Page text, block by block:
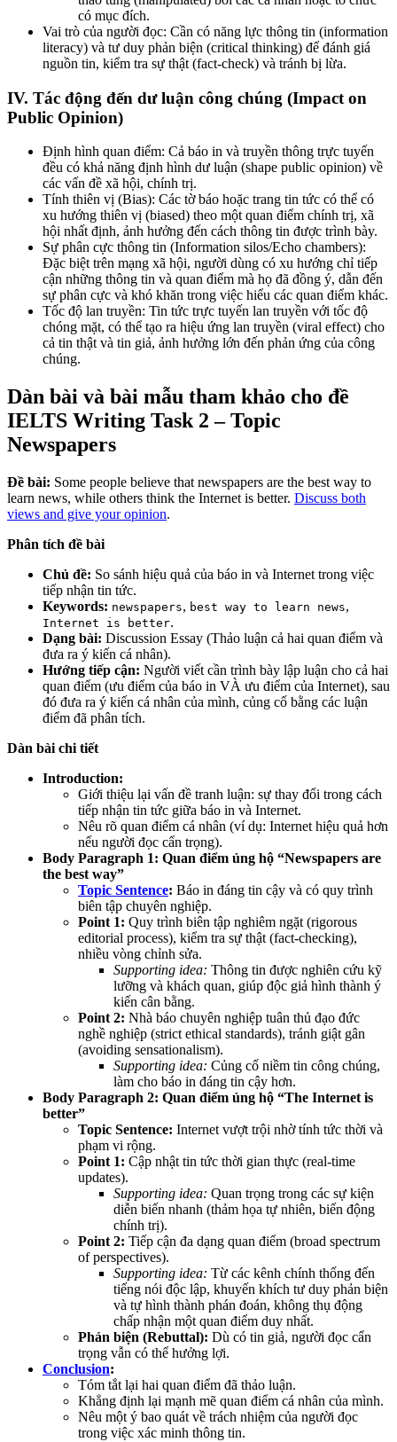
có mục đích.
Vai trò của người đọc: Cần có năng lực thông tin (information
literacy) và tư duy phản biện (critical thinking) để đánh giá
nguồn tin, kiểm tra sự thật (fact-check) và tránh bị lừa.
IV. Tác động đến dư luận công chúng (Impact on
Public Opinion)
Định hình quan điểm: Cả báo in và truyền thông trực tuyến
đều có khả năng định hình dư luận (shape public opinion) về
các vấn đề xã hội, chính trị.
Tính thiên vị (Bias): Các tờ báo hoặc trang tin tức có thể có
xu hướng thiên vị (biased) theo một quan điểm chính trị, xã
hội nhất định, ảnh hưởng đến cách thông tin được trình bày.
Sự phân cực thông tin (Information silos/Echo chambers):
Đặc biệt trên mạng xã hội, người dùng có xu hướng chỉ tiếp
cận những thông tin và quan điểm mà họ đã đồng ý, dẫn đến
sự phân cực và khó khăn trong việc hiểu các quan điểm khác.
Tốc độ lan truyền: Tin tức trực tuyến lan truyền với tốc độ
chóng mặt, có thể tạo ra hiệu ứng lan truyền (viral effect) cho
cả tin thật và tin giả, ảnh hưởng lớn đến phản ứng của công
chúng.
Dàn bài và bài mẫu tham khảo cho đề
IELTS Writing Task 2 – Topic
Newspapers
Đề bài: Some people believe that newspapers are the best way to
learn news, while others think the Internet is better. Discuss both
views and give your opinion.
Phân tích đề bài
Chủ đề: So sánh hiệu quả của báo in và Internet trong việc
tiếp nhận tin tức.
Keywords: newspapers, best way to learn news,
Internet is better.
Dạng bài: Discussion Essay (Thảo luận cả hai quan điểm và
đưa ra ý kiến cá nhân).
Hướng tiếp cận: Người viết cần trình bày lập luận cho cả hai
quan điểm (ưu điểm của báo in VÀ ưu điểm của Internet), sau
đó đưa ra ý kiến cá nhân của mình, củng cố bằng các luận
điểm đã phân tích.
Dàn bài chi tiết
Introduction:
Giới thiệu lại vấn đề tranh luận: sự thay đổi trong cách
tiếp nhận tin tức giữa báo in và Internet.
Nêu rõ quan điểm cá nhân (ví dụ: Internet hiệu quả hơn
nếu người đọc cẩn trọng).
Body Paragraph 1: Quan điểm ủng hộ “Newspapers are
the best way”
Topic Sentence: Báo in đáng tin cậy và có quy trình
biên tập chuyên nghiệp.
Point 1: Quy trình biên tập nghiêm ngặt (rigorous
editorial process), kiểm tra sự thật (fact-checking),
nhiều vòng chỉnh sửa.
Supporting idea: Thông tin được nghiên cứu kỹ
lưỡng và khách quan, giúp độc giả hình thành ý
kiến cân bằng.
Point 2: Nhà báo chuyên nghiệp tuân thủ đạo đức
nghề nghiệp (strict ethical standards), tránh giật gân
(avoiding sensationalism).
Supporting idea: Củng cố niềm tin công chúng,
làm cho báo in đáng tin cậy hơn.
Body Paragraph 2: Quan điểm ủng hộ “The Internet is
better”
Topic Sentence: Internet vượt trội nhờ tính tức thời và
phạm vi rộng.
Point 1: Cập nhật tin tức thời gian thực (real-time
updates).
Supporting idea: Quan trọng trong các sự kiện
diễn biến nhanh (thảm họa tự nhiên, biến động
chính trị).
Point 2: Tiếp cận đa dạng quan điểm (broad spectrum
of perspectives).
Supporting idea: Từ các kênh chính thống đến
tiếng nói độc lập, khuyến khích tư duy phản biện
và tự hình thành phán đoán, không thụ động
chấp nhận một quan điểm duy nhất.
Phản biện (Rebuttal): Dù có tin giả, người đọc cẩn
trọng vẫn có thể hưởng lợi.
Conclusion:
Tóm tắt lại hai quan điểm đã thảo luận.
Khẳng định lại mạnh mẽ quan điểm cá nhân của mình.
Nêu một ý bao quát về trách nhiệm của người đọc
trong việc xác minh thông tin.